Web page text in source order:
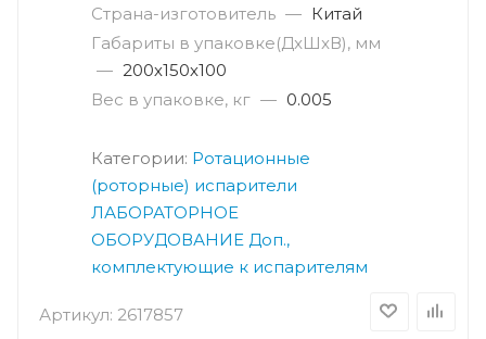
Артикул: 2617857
Страна-изготовитель — Китай
Габариты в упаковке(ДxШxВ), мм
— 200х150х100
Вес в упаковке, кг — 0.005
Категории: Ротационные
(роторные) испарители
ЛАБОРАТОРНОЕ
ОБОРУДОВАНИЕ Доп.,
комплектующие к испарителям